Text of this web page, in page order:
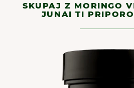
SKUPAJ Z MORINGO
JUNAI TI